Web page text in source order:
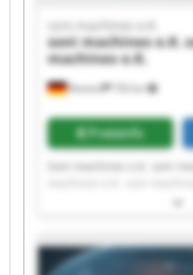
Rostock 756 km
soni machines e.K.
soni machines e.K.
machines e.K.
Preisinfo
Soni machines e.K. soni
e.K. soni machines e.K.
e.K. soni machines e.K.
machines e.K. soni
e.K. soni machines e.K.